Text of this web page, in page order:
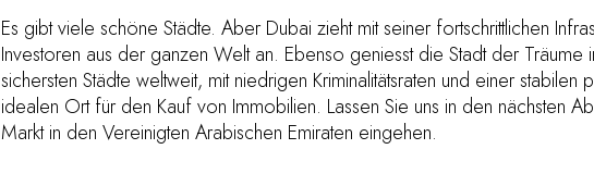
Es gibt viele schöne Städte. Aber Dubai zieht mit seiner fortschrittlichen
Investoren aus der ganzen Welt an. Ebenso geniesst die Stadt der Träume
sichersten Städte weltweit, mit niedrigen Kriminalitätsraten und einer
idealen Ort für den Kauf von Immobilien. Lassen Sie uns in den nächsten
Markt in den Vereinigten Arabischen Emiraten eingehen.